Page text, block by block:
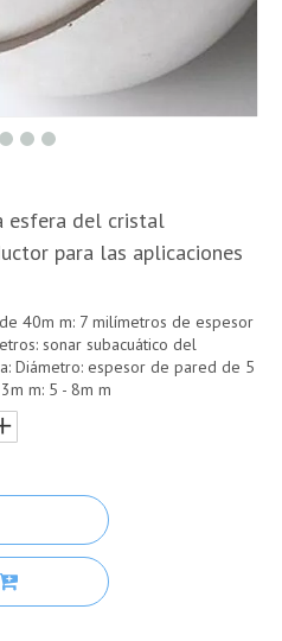
esfera del cristal
para las aplicaciones
40m m: 7 milímetros de espesor
sonar subacuático del
Diámetro: espesor de pared de 5
m: 5 - 8m m